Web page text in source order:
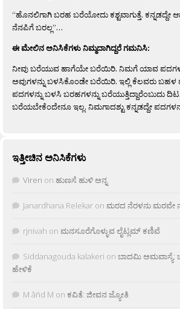
“ಹೊನಲಿಗಾಗಿ ಬರಹ ಬರೆಯೋದು ಕಶ್ಟವಾಗುತ್ತೆ.
ನೆನಪಿಗೆ ಬರಲ್ಲ”…
ಈ ಮೇಲಿನ ಅನಿಸಿಕೆಗಳು ನಿಮ್ಮದಾಗಿದ್ದರೆ ಗಮನಿಸಿ:
ನೀವು ಬರೆಯುವ ಹಾಗೆಯೇ ಬರೆಯಿರಿ. ನಿಮಗೆ ಯಾವ
ಅವುಗಳನ್ನು ಬಳಸಿಕೊಂಡೇ ಬರೆಯಿರಿ. ಇಲ್ಲಿ ಕೆಲವರು ಬಹಳ
ಪದಗಳನ್ನು ಬಳಸಿ ಬರಹಗಳನ್ನು ಬರೆಯುತ್ತಿದ್ದಾರೆಂಬುದು
ಬರೆಯಬೇಕೆಂದೇನೂ ಇಲ್ಲ. ನಿಮಗಾದಶ್ಟು ಕನ್ನಡದ್ದೇ
ಇತ್ತೀಚಿನ ಅನಿಸಿಕೆಗಳು
Viren on ಹುಣಸೆ ಹುಳಿ ಅನ್ನ
Janardhana Relekar on ಮರದ ನೆರಳನು ಮರವೇ
rjnivah on ಮನಸೂರೆಗೊಳ್ಳುವ ಲೈಟ್ಲಮ್ ಕಣಿವೆ
Siddanagouda kalakeri on ಬಾದಮಿ ಅಮವಾಸ್ಯೆ:
ಹೇಳಿಕೆ
M âñd M on ಕವಿತೆ: ಜೀವನ ಜ್ಯೋತಿ